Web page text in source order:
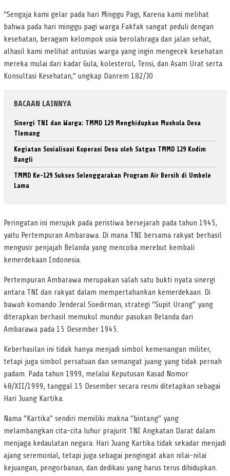
“Sengaja kami gelar pada hari Minggu Pagi, Karena kami melihat
bahwa pada hari minggu pagi warga Fakfak sangat peduli dengan
kesehatan, beragam kelompok usia berolahraga dan jalan sehat,
alhasil kami melihat antusias warga yang ingin mengecek kesehatan
mereka mulai dari kadar Gula, kolesterol, Tensi, dan Asam Urat serta
Konsultasi Kesehatan,” ungkap Danrem 182/JO
BACAAN LAINNYA
Sinergi TNI dan Warga: TMMD 129 Menghidupkan Mushola Desa
Tlemang
Kegiatan Sosialisasi Koperasi Desa oleh Satgas TMMD 129 Kodim
Bangli
TMMD Ke-129 Sukses Selenggarakan Program Air Bersih di Umbele
Lama
Peringatan ini merujuk pada peristiwa bersejarah pada tahun 1945,
yaitu Pertempuran Ambarawa. Di mana TNI bersama rakyat berhasil
mengusir penjajah Belanda yang mencoba merebut kembali
kemerdekaan Indonesia.
Pertempuran Ambarawa merupakan salah satu bukti nyata sinergi
antara TNI dan rakyat dalam mempertahankan kemerdekaan. Di
bawah komando Jenderal Soedirman, strategi “Supit Urang” yang
diterapkan berhasil memukul mundur pasukan Belanda dari
Ambarawa pada 15 Desember 1945.
Keberhasilan ini tidak hanya menjadi simbol kemenangan militer,
tetapi juga simbol persatuan dan semangat juang yang tidak pernah
padam. Pada tahun 1999, melalui Keputusan Kasad Nomor
48/XII/1999, tanggal 15 Desember secara resmi ditetapkan sebagai
Hari Juang Kartika.
Nama “Kartika” sendiri memiliki makna “bintang” yang
melambangkan cita-cita luhur prajurit TNI Angkatan Darat dalam
menjaga kedaulatan negara. Hari Juang Kartika tidak sekadar menjadi
ajang seremonial, tetapi juga sebagai pengingat akan nilai-nilai
kejuangan, pengorbanan, dan dedikasi yang harus terus dihidupkan.